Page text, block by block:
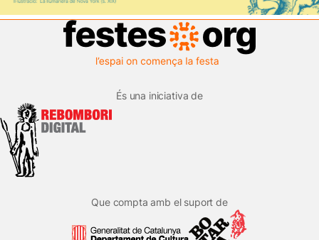
És una iniciativa de
Que compta amb el suport de